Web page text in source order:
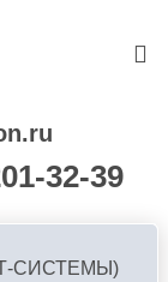
32-39
СИСТЕМЫ)